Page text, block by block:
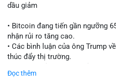
dầu giảm
• Bitcoin đang tiến gần ngưỡng
nhận rủi ro tăng cao.
• Các bình luận của ông Trump
thúc đẩy thị trường.
tăng của tài sản rủi ro.
Đọc thêm